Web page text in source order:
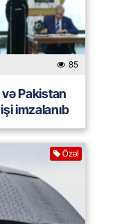
85
Pakistan
imzalanıb
Özəl